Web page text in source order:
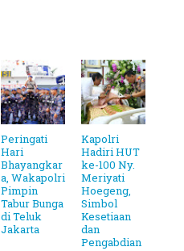
Peringati
Hari
Bhayangkar
a, Wakapolri
Pimpin
Tabur Bunga
di Teluk
Jakarta
Kapolri
Hadiri HUT
ke-100 Ny.
Meriyati
Hoegeng,
Simbol
Kesetiaan
dan
Pengabdian